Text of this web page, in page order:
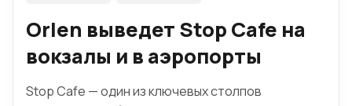
Orlen выведет Stop Cafe на
вокзалы и в аэропорты
Stop Cafe — один из ключевых столпов